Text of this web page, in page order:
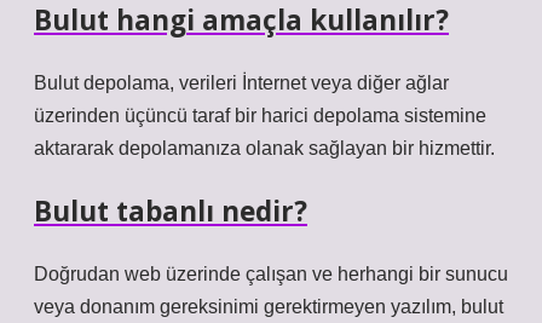
Bulut hangi amaçla kullanılır?
Bulut depolama, verileri İnternet veya diğer ağlar
üzerinden üçüncü taraf bir harici depolama sistemine
aktararak depolamanıza olanak sağlayan bir hizmettir.
Bulut tabanlı nedir?
Doğrudan web üzerinde çalışan ve herhangi bir sunucu
veya donanım gereksinimi gerektirmeyen yazılım, bulut